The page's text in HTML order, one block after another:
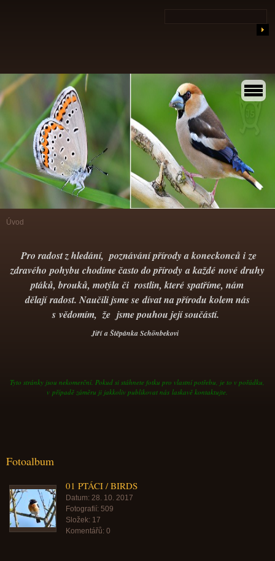
Úvod
Pro radost z hledání, poznávání přírody a koneckonců i ze
zdravého pohybu chodíme často do přírody a každé nové druhy
ptáků, brouků, motýla či rostlin, které spatříme, nám
dělají radost. Naučili jsme sedívat na přírodu kolem nás
s vědomím, že jsme pouhou její součástí.
Jiřía Štěpánka Schönbekovi
Tyto stránky jsou nekomerční. Pokud si stáhnete fotku pro vlastní potřebu, je to v pořádku,
v případě záměru ji jakkoliv publikovat nás laskavě kontaktujte.
Fotoalbum
01 PTÁCI / BIRDS
Datum: 28. 10. 2017
Fotografií: 509
Složek: 17
Komentářů: 0